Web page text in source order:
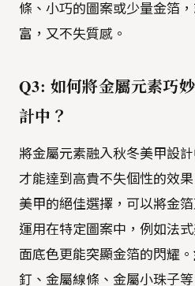
條、小巧的圖案或少量金箔
富，又不失質感。
Q3: 如何將金屬元素巧
計中？
將金屬元素融入秋冬美甲設
才能達到高貴不失個性的效果
美甲的絕佳選擇，可以將金
運用在特定圖案中，例如法
面底色更能突顯金箔的閃耀。
釘、金屬線條、金屬小珠子